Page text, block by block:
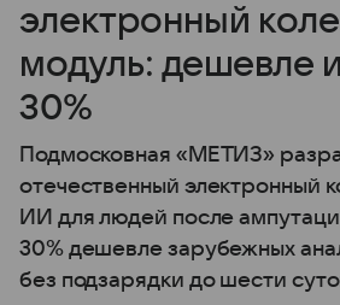
электронный
модуль: дешевле
30%
Подмосковная «МЕТИЗ»
отечественный электронный
ИИ для людей после
30% дешевле зарубежных
без подзарядки до шести